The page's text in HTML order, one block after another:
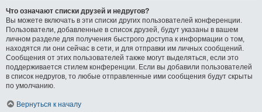
Что означают списки друзей и недругов?
Вы можете включать в эти списки других пользователей конференции.
Пользователи, добавленные в список друзей, будут указаны в вашем
личном разделе для получения быстрого доступа к информации о том,
находятся ли они сейчас в сети, и для отправки им личных сообщений.
Сообщения от этих пользователей также могут выделяться, если это
поддерживается стилем конференции. Если вы добавили пользователей
в список недругов, то любые отправленные ими сообщения будут скрыты
по умолчанию.
Вернуться к началу